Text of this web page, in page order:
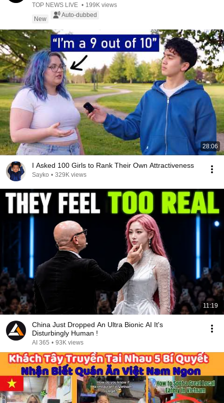
TOP NEWS LIVE • 199K views
New
Auto-dubbed
28:06
I Asked 100 Girls to Rank Their Own Attractiveness
Sayko • 329K views
11:19
China Just Dropped An Ultra Bionic AI It's
Disturbingly Human !
AI 365 • 93K views